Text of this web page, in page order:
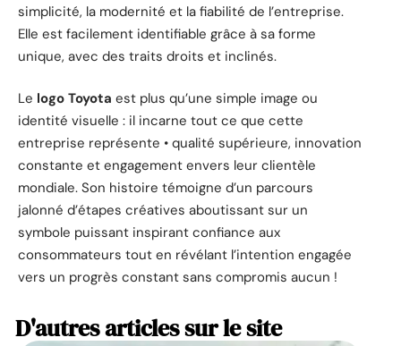
simplicité, la modernité et la fiabilité de l’entreprise.
Elle est facilement identifiable grâce à sa forme
unique, avec des traits droits et inclinés.
Le logo Toyota est plus qu’une simple image ou
identité visuelle : il incarne tout ce que cette
entreprise représente • qualité supérieure, innovation
constante et engagement envers leur clientèle
mondiale. Son histoire témoigne d’un parcours
jalonné d’étapes créatives aboutissant sur un
symbole puissant inspirant confiance aux
consommateurs tout en révélant l’intention engagée
vers un progrès constant sans compromis aucun !
D'autres articles sur le site